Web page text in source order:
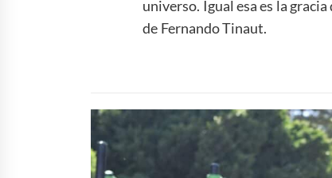
universo. Igual esa es la
de Fernando Tinaut.